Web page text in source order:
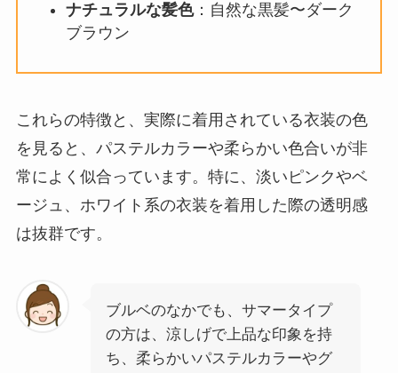
ナチュラルな髪色：自然な黒髪〜ダーク
ブラウン
これらの特徴と、実際に着用されている衣装の色
を見ると、パステルカラーや柔らかい色合いが非
常によく似合っています。特に、淡いピンクやベ
ージュ、ホワイト系の衣装を着用した際の透明感
は抜群です。
ブルベのなかでも、サマータイプ
の方は、涼しげで上品な印象を持
ち、柔らかいパステルカラーやグ